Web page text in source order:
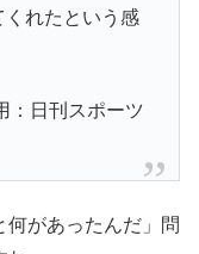
れたという感
：日刊スポーツ
があったんだ」問